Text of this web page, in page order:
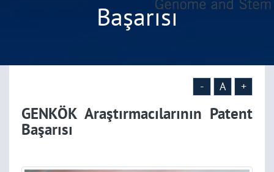
Başarısı
- A +
GENKÖK Araştırmacılarının Patent
Başarısı